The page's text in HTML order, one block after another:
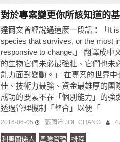
對於專案變更你所該知道的
達爾文曾經說過這麼一段話：「It
species that survives, or the most
responsive to change.」 翻譯成中
的生物它們未必最強壯、它們也未
能力面對變動。」 在專案的世界
佳、技術力最強、資金最雄厚的團
成功的要素不在「個別能力」的強
透過管理機制「整合」以便「
2016-06-05 張國洋 JOE CHANG
利害關係人 風險管理
排程